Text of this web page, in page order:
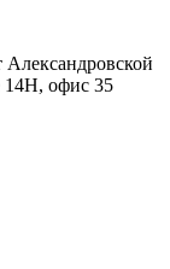
Александровской
офис 35